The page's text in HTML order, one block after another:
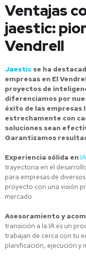
Ventajas
jaestic:
Vendrell
Jaestic se ha
empresas en El
proyectos de
diferenciamos por
éxito de las
estrechamente con
soluciones sean
Garantizamos
Experiencia sólida en IA
trayectoria en el
para empresas de
proyecto con una visión
mercado.
Asesoramiento y
transición a la IA es un
trabajan de cerca con tu
planificación, ejecución y